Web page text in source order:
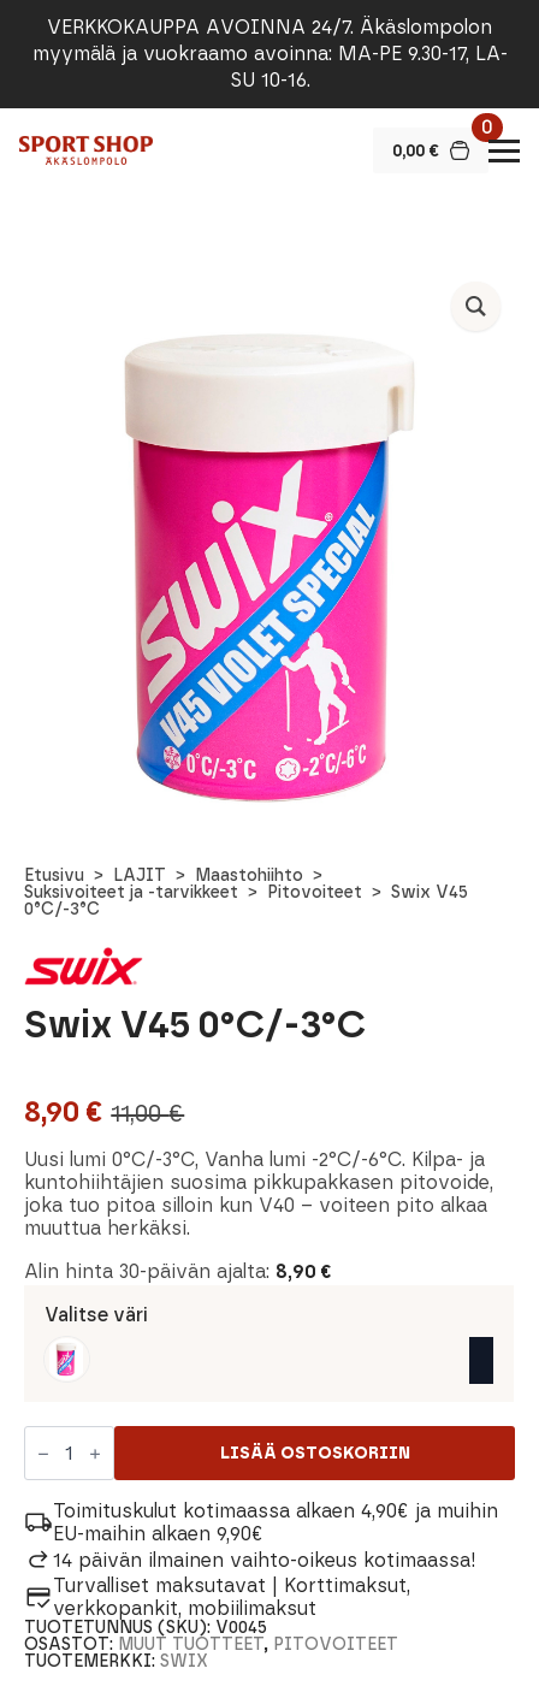
VERKKOKAUPPA AVOINNA 24/7. Äkäslompolon
myymälä ja vuokraamo avoinna: MA-PE 9.30-17, LA-
SU 10-16.
0,00 €
0
Etusivu LAJIT
Maastohiihto
Suksivoiteet ja -tarvikkeet
Pitovoiteet
Swix V45
0°C/-3°C
Swix V45 0°C/-3°C
11,00€
Alkuperäinen
hinta
oli:
11,00 €.
8,90 €
Nykyinen
hinta
on:
8,90 €.
Uusi lumi 0°C/-3°C, Vanha lumi -2°C/-6°C. Kilpa- ja
kuntohiihtäjien suosima pikkupakkasen pitovoide,
joka tuo pitoa silloin kun V40 – voiteen pito alkaa
muuttua herkäksi.
Alin hinta 30-päivän ajalta: 8,90 €
Valitse väri
Swix
V45
0°C/-3°C
LISÄÄ OSTOSKORIIN
Toimituskulut kotimaassa alkaen 4,90€ ja muihin
EU-maihin alkaen 9,90€
14 päivän ilmainen vaihto-oikeus kotimaassa!
Turvalliset maksutavat | Korttimaksut,
verkkopankit, mobiilimaksut
TUOTETUNNUS (SKU): V0045
OSASTOT: MUUT TUOTTEET, PITOVOITEET
TUOTEMERKKI:SWIX